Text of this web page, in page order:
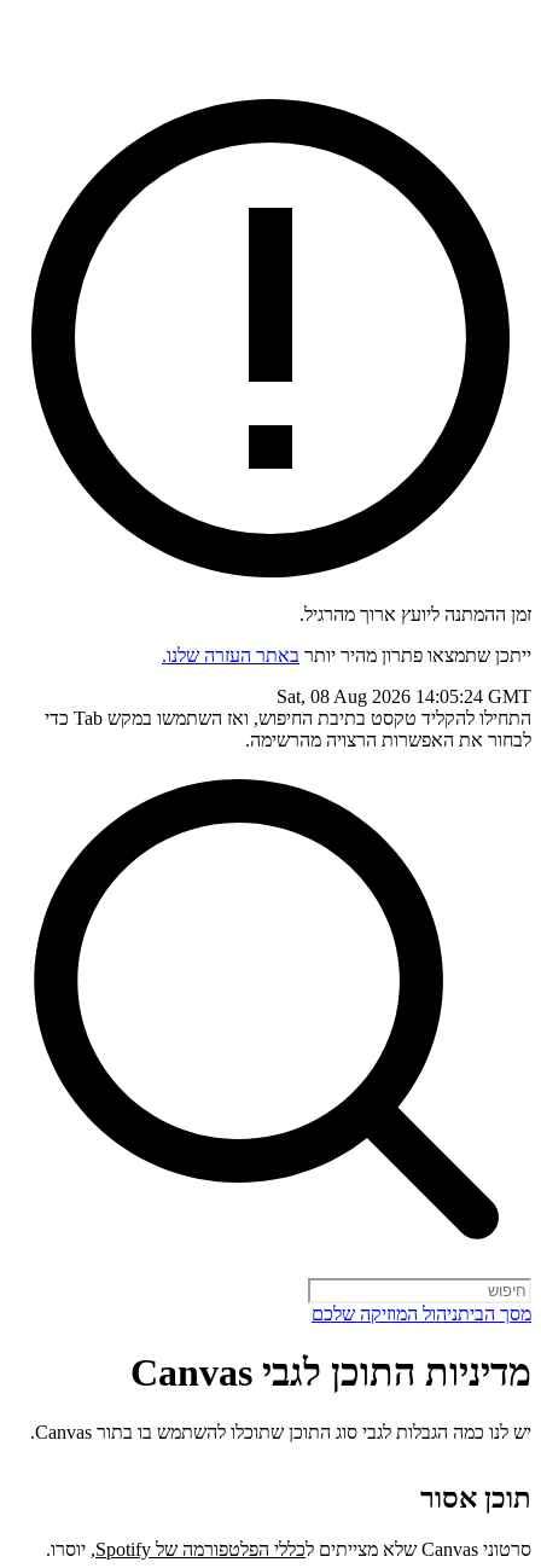
זמן ההמתנה ליועץ ארוך מהרגיל.
ייתכן שתמצאו פתרון מהיר יותר באתר העזרה שלנו.
Sat, 08 Aug 2026 14:05:24 GMT
התחילו להקליד טקסט בתיבת החיפוש, ואז השתמשו במקש Tab כדי
לבחור את האפשרות הרצויה מהרשימה.
מסך הביתניהול המוזיקה שלכם
מדיניות התוכן לגבי Canvas
יש לנו כמה הגבלות לגבי סוג התוכן שתוכלו להשתמש בו בתור Canvas.
תוכן אסור
סרטוני Canvas שלא מצייתים ל כללי הפלטפורמה של Spotify , יוסרו.